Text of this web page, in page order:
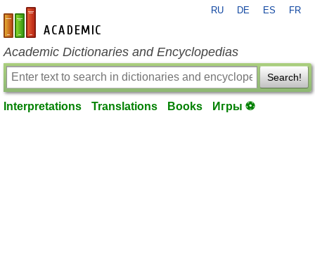
en-academic.com
RU DE ES FR
Academic Dictionaries and Encyclopedias
Search!
Interpretations Translations Books Игры ⚽